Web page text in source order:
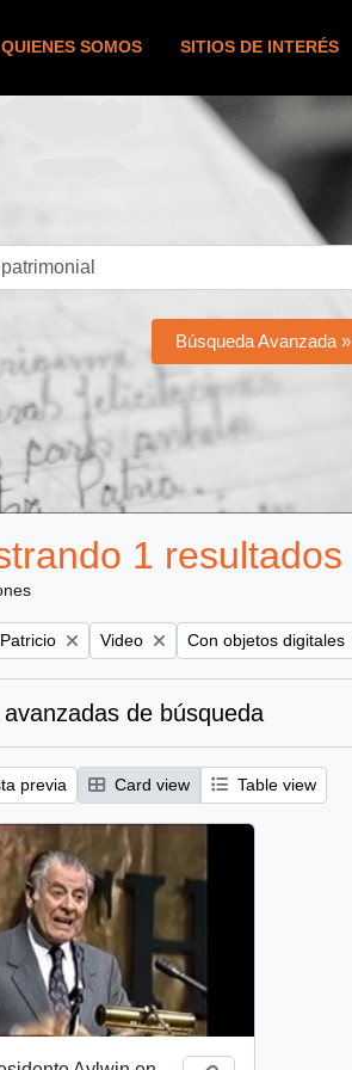
QUIENES SOMOS SITIOS DE INTERÉS
Búsqueda Avanzada »
1 resultados
Remove filter:
Video Remove filter:
Con objetos digitales
de búsqueda
previa Card view Table view